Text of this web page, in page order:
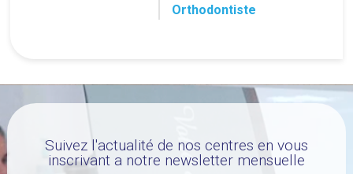
Orthodontiste
Suivez l'actualité de nos centres en vous
inscrivant a notre newsletter mensuelle